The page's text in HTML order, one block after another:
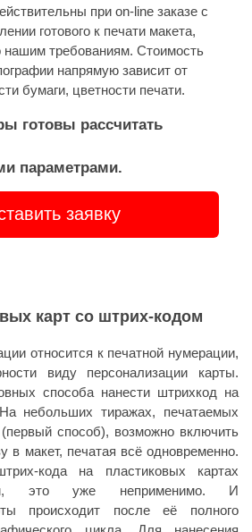
при on-line заказе с
готового к печати макета,
нашим требованиям. Стоимость
напрямую зависит от
бумаги, цветности печати.
готовы рассчитать
параметрами.
заявку
карт со штрих-кодом
относится к печатной нумерации,
виду персонализации карты.
способа нанести штрихкод на
небольших тиражах, печатаемых
способ), возможно включить
в макет, печатая всё одновременно.
кода на пластиковых картах
это уже неприменимо. И
происходит после её полного